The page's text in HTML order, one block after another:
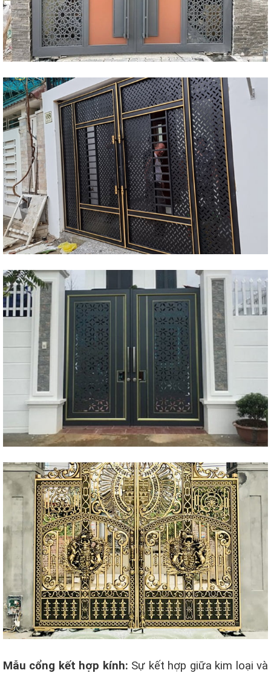
Mẫu cổng kết hợp kính: Sự kết hợp giữa kim loại và